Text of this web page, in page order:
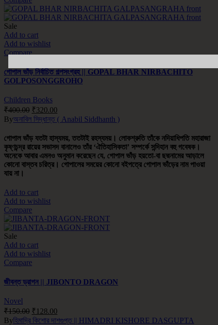
Sale
Add to cart
Add to wishlist
Compare
গোপাল ভাঁড় নির্বাচিত গল্পসংগ্রহ || GOPAL BHAR NIRBACHITO
GOLPOSONGGROHO
Children Books
₹400.00 ₹320.00
Byঅনাবিল সিদ্ধান্ত ( Anabil Siddhanth )
গোপাল ভাঁড় যতটা হাস্যময়, ততটাই রহস্যময়। লোকশ্রুতি তাঁকে নদিয়াধিপতি মহারাজা
কৃষ্ণচন্দ্র রায়ের সভাসদ বানালেও তাঁর ‘ঐতিহাসিকতা’ সম্পর্কে সন্দিহান বহু গবেষক।
অনেকে আবার এমনও অনুমান করেছেন যে, গোপাল ভাঁড় হয়তো-বা ছদ্মনামের আড়ালে
কোনো বাস্তব চরিত্র। গোপালের সময়ের কোনো বইপত্রে গোপাল ভাঁড়ের নাম পাওয়া
যায় না।
Add to cart
Add to wishlist
Compare
Sale
Add to cart
Add to wishlist
Compare
জীবন্ত ড্রাগন || JIBONTO DRAGON
Novel
₹150.00 ₹128.00
Byহিমাদ্রি কিশোর দাশগুপ্ত || HIMADRI KISHORE DASGUPTA